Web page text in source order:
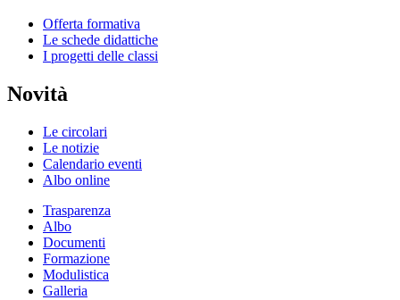
Offerta formativa
Le schede didattiche
I progetti delle classi
Novità
Le circolari
Le notizie
Calendario eventi
Albo online
Trasparenza
Albo
Documenti
Formazione
Modulistica
Galleria